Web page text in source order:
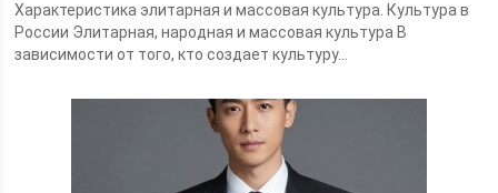
Характеристика элитарная и массовая культура. Культура в
России Элитарная, народная и массовая культура В
зависимости от того, кто создает культуру...